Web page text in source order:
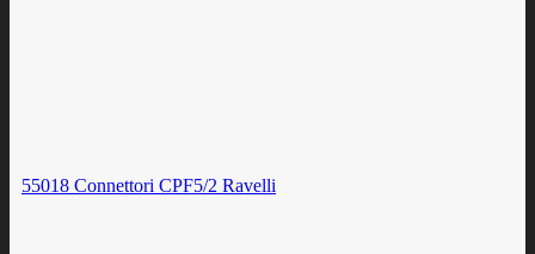
55018 Connettori CPF5/2 Ravelli